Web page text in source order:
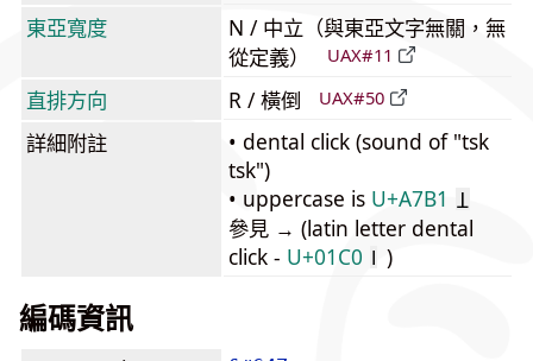
東亞寬度
N / 中立（與東亞文字無關，無
從定義）
UAX#11
直排方向 R / 橫倒 UAX#50
詳細附註
• dental click (sound of "tsk
tsk")
• uppercase is U+A7B1 Ʇ
參見 → (latin letter dental
click - U+01C0 ǀ )
編碼資訊